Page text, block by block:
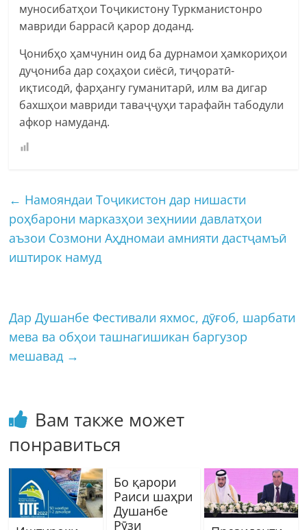
муносибатҳои Тоҷикистону Туркманистонро
мавриди баррасӣ қарор доданд.
Ҷонибҳо ҳамчунин оид ба дурнамои ҳамкориҳои
дуҷониба дар соҳаҳои сиёсӣ, тиҷоратӣ-
иқтисодӣ, фарҳангу гуманитарӣ, илм ва дигар
бахшҳои мавриди таваҷҷуҳи тарафайн табодули
афкор намуданд.
← Намояндаи Тоҷикистон дар нишасти
роҳбарони марказҳои зеҳниии давлатҳои
аъзои Созмони Аҳдномаи амнияти дастҷамъӣ
иштирок намуд
Дар Душанбе Фестивали яхмос, дӯғоб, шарбати
мева ва обҳои ташнагишикан баргузор
мешавад →
Вам также может
понравиться
Бо қарори
Раиси шаҳри
Душанбе
Рӯзи